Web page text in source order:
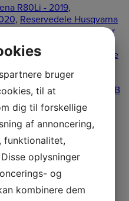
R80Li - 2019,
, Reservedele Husqvarna
Husqvarna Automower
Automower 105 - 2018
105 - 2019
Reservedele
Husqvarna Automower
år 2017-,ROB R600/ROB
Knivmotor hus
bruger
til at
dig til forskellige
af annoncering,
funktionalitet,
oplysninger
og
kombinere dem